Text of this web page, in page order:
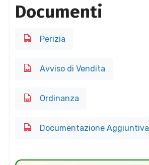
Documenti
Perizia
Avviso di Vendita
Ordinanza
Documentazione Aggiuntiva